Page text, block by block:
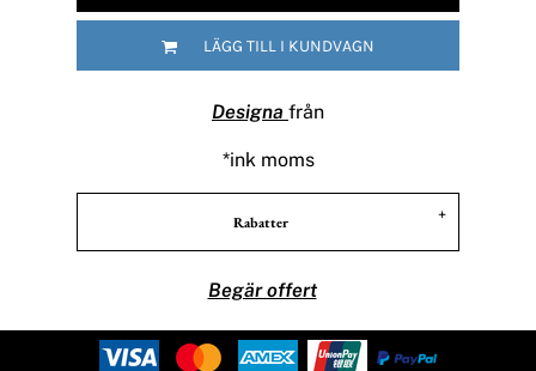
LÄGG TILL I KUNDVAGN
Designa från
*ink moms
Rabatter
Begär offert